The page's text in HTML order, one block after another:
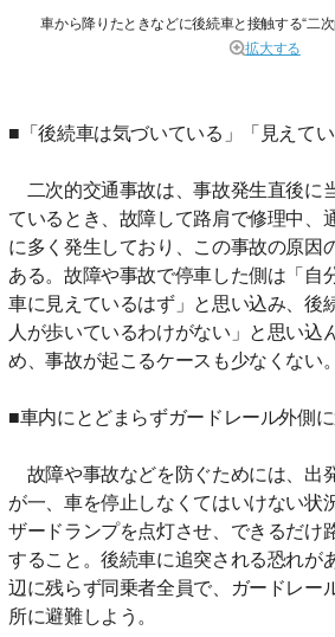
車から降りたときなどに後続車と接触する“二
拡大する
■「後続車は気づいている」「見えて
二次的交通事故は、事故発生直後に
ているとき、故障して路肩で修理中、
に多く発生しており、この事故の原因
ある。故障や事故で停車した側は「自
車に見えているはず」と思い込み、後
人が歩いているわけがない」と思い込
め、事故が起こるケースも少なくない。
■車内にとどまらずガードレール外側
故障や事故などを防ぐためには、出
が一、車を停止しなくてはいけない状
ザードランプを点灯させ、できるだけ
すること。後続車に追突される恐れが
辺に残らず同乗者全員で、ガードレー
所に避難しよう。